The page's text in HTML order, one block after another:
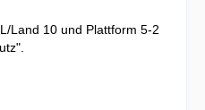
Land 10 und Plattform 5-2